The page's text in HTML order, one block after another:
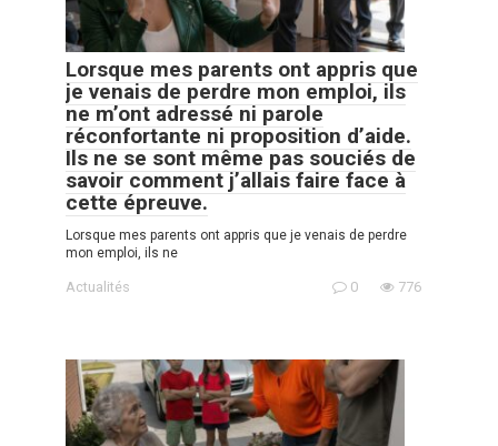
Lorsque mes parents ont appris que
je venais de perdre mon emploi, ils
ne m’ont adressé ni parole
réconfortante ni proposition d’aide.
Ils ne se sont même pas souciés de
savoir comment j’allais faire face à
cette épreuve.
Lorsque mes parents ont appris que je venais de perdre
mon emploi, ils ne
Actualités 0 776